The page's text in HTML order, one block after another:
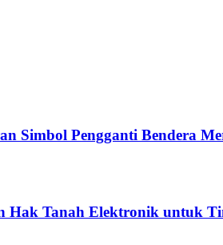
Simbol Pengganti Bendera
Tanah Elektronik untuk